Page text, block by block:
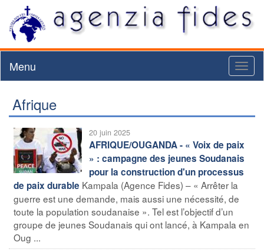
Menu
Afrique
20 juin 2025
AFRIQUE/OUGANDA - « Voix de paix
» : campagne des jeunes Soudanais
pour la construction d'un processus
de paix durable Kampala (Agence Fides) – « Arrêter la
guerre est une demande, mais aussi une nécessité, de
toute la population soudanaise ». Tel est l’objectif d’un
groupe de jeunes Soudanais qui ont lancé, à Kampala en
Oug ...